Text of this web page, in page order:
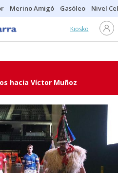
Merino Amigó Gasóleo Nivel
Kiosko
hacia Víctor Muñoz